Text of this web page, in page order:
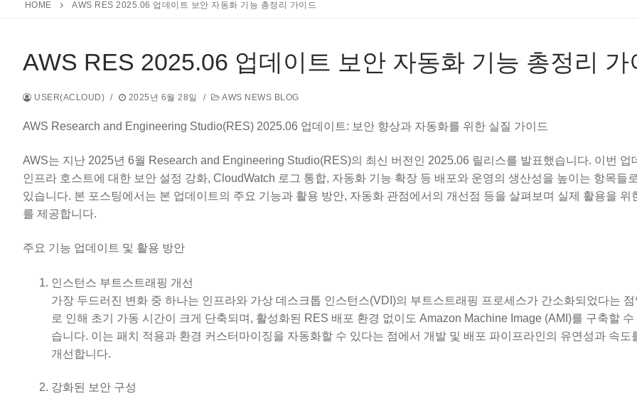
HOME AWS RES 2025.06 업데이트 보안 자동화 기능 총정리 가이드
AWS RES 2025.06 업데이트 보안 자동화 기능 총정리 가
USER(ACLOUD) / 2025년 6월 28일 / AWS NEWS BLOG
AWS Research and Engineering Studio(RES) 2025.06 업데이트: 보안 향상과 자동화를 위한 실질 가이드
AWS는 지난 2025년 6월 Research and Engineering Studio(RES)의 최신 버전인 2025.06 릴리스를 발표했습니다. 이번 업
인프라 호스트에 대한 보안 설정 강화, CloudWatch 로그 통합, 자동화 기능 확장 등 배포와 운영의 생산성을 높이는 항목들
있습니다. 본 포스팅에서는 본 업데이트의 주요 기능과 활용 방안, 자동화 관점에서의 개선점 등을 살펴보며 실제 활용을 위
를 제공합니다.
주요 기능 업데이트 및 활용 방안
인스턴스 부트스트래핑 개선
가장 두드러진 변화 중 하나는 인프라와 가상 데스크톱 인스턴스(VDI)의 부트스트래핑 프로세스가 간소화되었다는
로 인해 초기 가동 시간이 크게 단축되며, 활성화된 RES 배포 환경 없이도 Amazon Machine Image (AMI)를 구축할
습니다. 이는 패치 적용과 환경 커스터마이징을 자동화할 수 있다는 점에서 개발 및 배포 파이프라인의 유연성과 속도
개선합니다.
강화된 보안 구성